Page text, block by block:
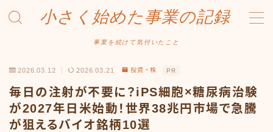
小さく始めた事業の記録
事業を続けて気付いたこと
Amazonせどり
トラブル事例
2026.03.12 2026.03.21 投資・株 PR
毎日の注射が不要に？iPS細胞×糖尿病治験
が2027年日米始動！世界38兆円市場で急騰
が狙えるバイオ銘柄10選